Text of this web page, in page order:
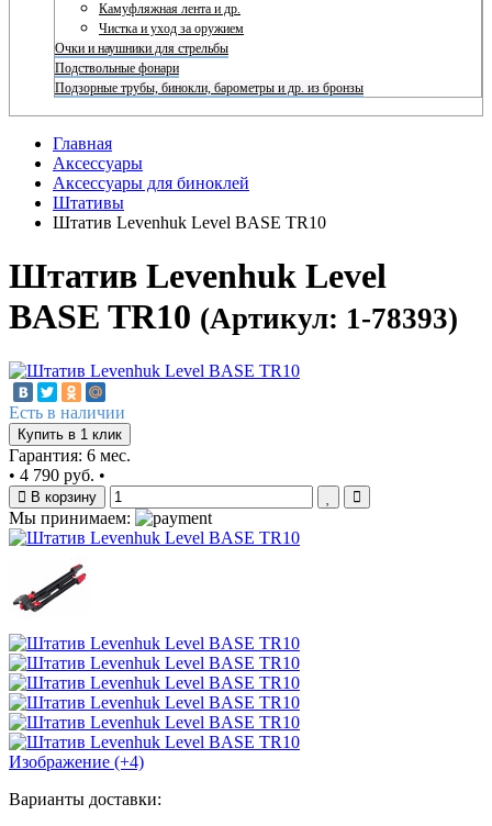
Камуфляжная лента и др.
Чистка и уход за оружием
Очки и наушники для стрельбы
Подствольные фонари
Подзорные трубы, бинокли, барометры и др. из бронзы
Главная
Аксессуары
Аксессуары для биноклей
Штативы
Штатив Levenhuk Level BASE TR10
Штатив Levenhuk Level
BASE TR10 (Артикул: 1-78393)
Есть в наличии
Купить в 1 клик
Гарантия: 6 мес.
• 4 790 руб. •
В корзину
Мы принимаем:
Изображение (+4)
Варианты доставки: